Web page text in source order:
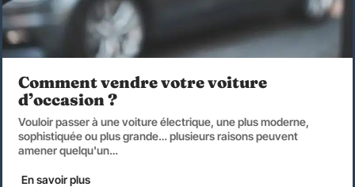
Comment vendre votre voiture
d’occasion ?
Vouloir passer à une voiture électrique, une plus moderne,
sophistiquée ou plus grande… plusieurs raisons peuvent
amener quelqu'un…
En savoir plus